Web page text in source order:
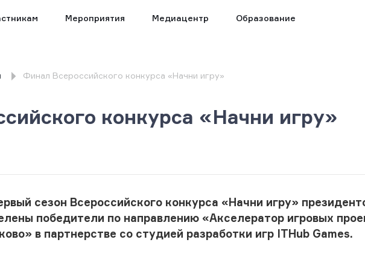
Мероприятия Медиацентр Образование
Финал Всероссийского конкурса «Начни игру»
конкурса «Начни игру»
сезон Всероссийского конкурса «Начни игру»
победители по направлению «Акселератор игровых
в партнерстве со студией разработки игр ITHub Games.